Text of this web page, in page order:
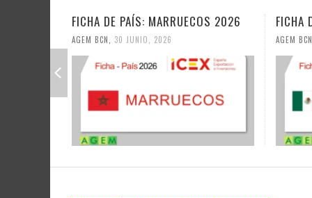
FICHA DE PAÍS: MARRUECOS 2026
AGEM BCN 30 JUNIO, 2026
FICHA
AGEM BCN